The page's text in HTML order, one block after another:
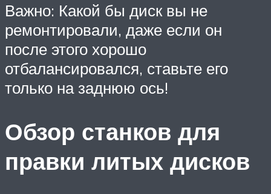
Важно: Какой бы диск вы не
ремонтировали, даже если он
после этого хорошо
отбалансировался, ставьте его
только на заднюю ось!
Обзор станков для
правки литых дисков